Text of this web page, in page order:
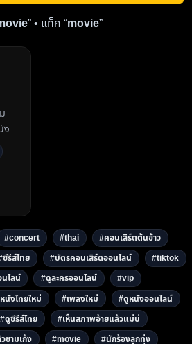
” • แท็ก “movie”
ง
#concert #thai
#คอนเสิร์ตต้นข้าว
ซีรีส์ไทย #บัตรคอนเสิร์ตออนไลน์
#tiktok
ไลน์ #ดูละครออนไลน์
#vip
นังไทยใหม่ #เพลงใหม่
#ดูหนังออนไลน์
#ดูซีรีส์ไทย
#เห็นสภาพอ้ายแล้วแม่บ่
ชามเก้ง #movie #นักร้องลูกทุ่ง